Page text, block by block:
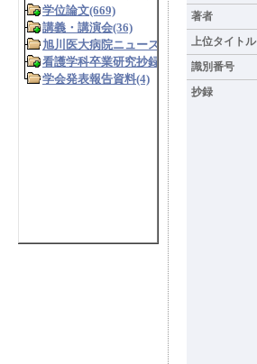
著者
上位タイトル
識別番号
抄録